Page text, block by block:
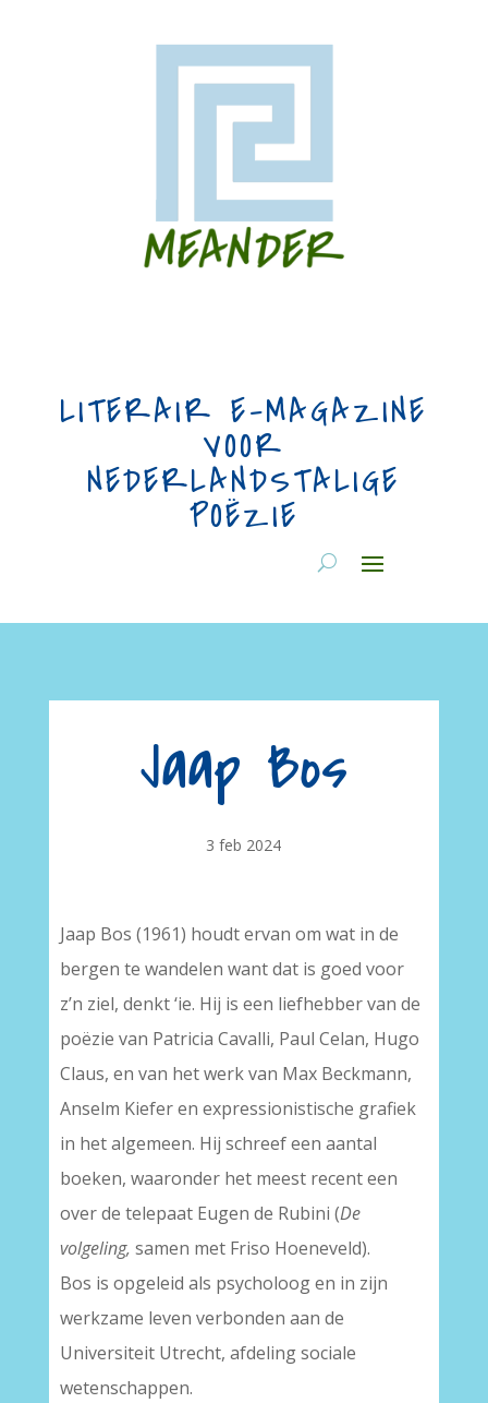
LITERAIR E-MAGAZINE
VOOR
NEDERLANDSTALIGE
POËZIE
Jaap Bos
3 feb 2024
Jaap Bos (1961) houdt ervan om wat in de
bergen te wandelen want dat is goed voor
z’n ziel, denkt ‘ie. Hij is een liefhebber van de
poëzie van Patricia Cavalli, Paul Celan, Hugo
Claus, en van het werk van Max Beckmann,
Anselm Kiefer en expressionistische grafiek
in het algemeen. Hij schreef een aantal
boeken, waaronder het meest recent een
over de telepaat Eugen de Rubini (De
volgeling, samen met Friso Hoeneveld).
Bos is opgeleid als psycholoog en in zijn
werkzame leven verbonden aan de
Universiteit Utrecht, afdeling sociale
wetenschappen.